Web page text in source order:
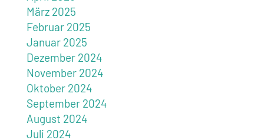
März 2025
Februar 2025
Januar 2025
Dezember 2024
November 2024
Oktober 2024
September 2024
August 2024
Juli 2024